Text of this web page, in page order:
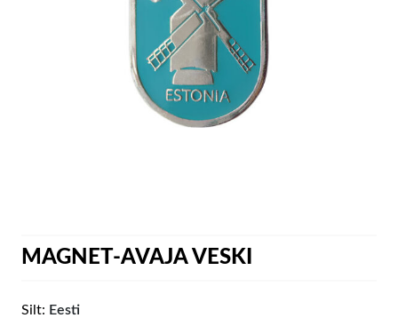
MAGNET-AVAJA VESKI
Silt: Eesti